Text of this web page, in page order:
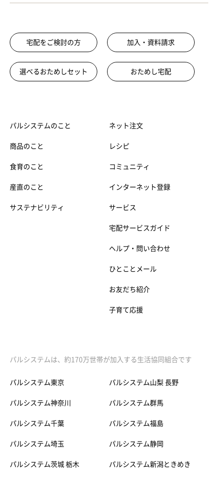
宅配をご検討の方 加入・資料請求
選べるおためしセット おためし宅配
パルシステムのこと
商品のこと
食育のこと
産直のこと
サステナビリティ
ネット注文
レシピ
コミュニティ
インターネット登録
サービス
宅配サービスガイド
ヘルプ・問い合わせ
ひとことメール
お友だち紹介
子育て応援
パルシステムは、約170万世帯が加入する生活協同組合です
パルシステム東京
パルシステム神奈川
パルシステム千葉
パルシステム埼玉
パルシステム茨城 栃木
パルシステム山梨 長野
パルシステム群馬
パルシステム福島
パルシステム静岡
パルシステム新潟ときめき